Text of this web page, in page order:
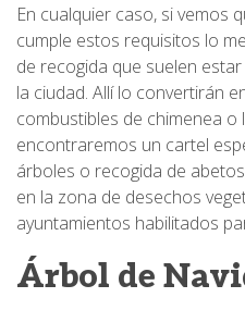
En cualquier caso, si vemos
cumple estos requisitos lo
de recogida que suelen
la ciudad. Allí lo convertirán
combustibles de chimenea o
encontraremos un cartel
árboles o recogida de
en la zona de desechos
ayuntamientos habilitados
Árbol de